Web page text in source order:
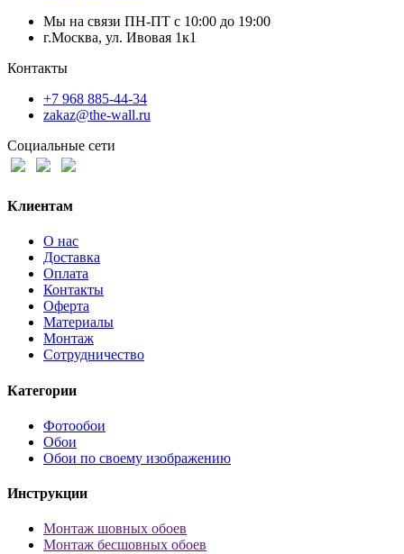
Мы на связи ПН-ПТ с 10:00 до 19:00
г.Москва, ул. Ивовая 1к1
Контакты
+7 968 885-44-34
zakaz@the-wall.ru
Социальные сети
Клиентам
О нас
Доставка
Оплата
Контакты
Оферта
Материалы
Монтаж
Сотрудничество
Категории
Фотообои
Обои
Обои по своему изображению
Инструкции
Монтаж шовных обоев
Монтаж бесшовных обоев